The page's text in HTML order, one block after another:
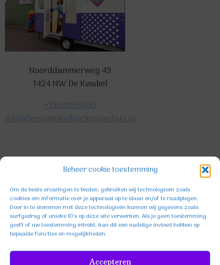
Beheer cookie toestemming
Om de beste ervaringen te bieden, gebruiken wij technologieën zoals
cookies om informatie over je apparaat op te slaan en/of te raadplegen.
Door in te stemmen met deze technologieën kunnen wij gegevens zoals
surfgedrag of unieke ID's op deze site verwerken. Als je geen toestemming
geeft of uw toestemming intrekt, kan dit een nadelige invloed hebben op
bepaalde functies en mogelijkheden.
Accepteren
Noorddammerweg 49
1424 NW De Kwakel
+31638991660
info@feestwinkelbackstagedani.nl
©2025 TeDa-design